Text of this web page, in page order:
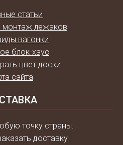
статьи
монтаж лежаков
вагонки
блок-хаус
цвет доски
сайта
точку страны.
доставку